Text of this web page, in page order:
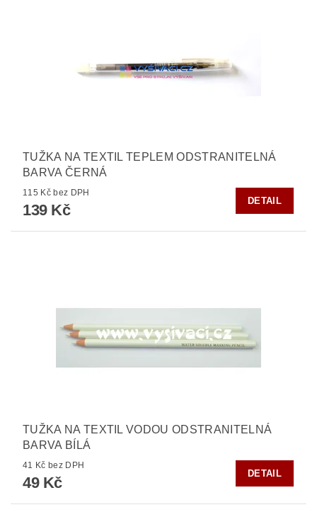
TUŽKA NA TEXTIL TEPLEM ODSTRANITELNÁ
BARVA ČERNÁ
115 Kč bez DPH
139 Kč
DETAIL
TUŽKA NA TEXTIL VODOU ODSTRANITELNÁ
BARVA BÍLÁ
41 Kč bez DPH
49 Kč
DETAIL